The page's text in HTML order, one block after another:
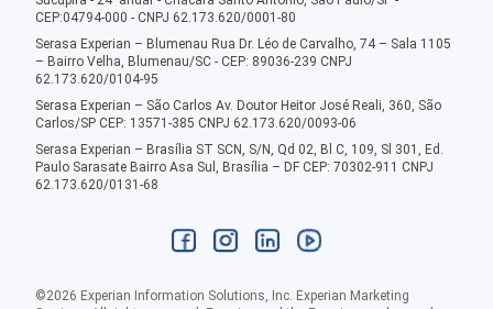
CEP:04794-000 - CNPJ 62.173.620/0001-80
Serasa Experian – Blumenau Rua Dr. Léo de Carvalho, 74 – Sala 1105
– Bairro Velha, Blumenau/SC - CEP: 89036-239 CNPJ
62.173.620/0104-95
Serasa Experian – São Carlos Av. Doutor Heitor José Reali, 360, São
Carlos/SP CEP: 13571-385 CNPJ 62.173.620/0093-06
Serasa Experian – Brasília ST SCN, S/N, Qd 02, Bl C, 109, Sl 301, Ed.
Paulo Sarasate Bairro Asa Sul, Brasília – DF CEP: 70302-911 CNPJ
62.173.620/0131-68
©2026 Experian Information Solutions, Inc. Experian Marketing